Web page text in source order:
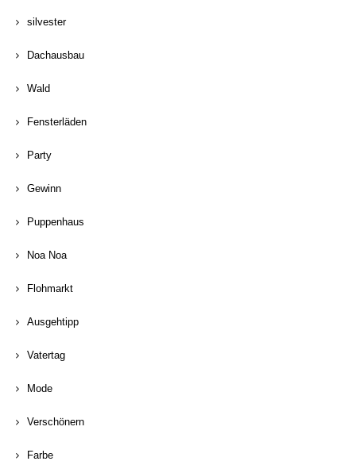
silvester
Dachausbau
Wald
Fensterläden
Party
Gewinn
Puppenhaus
Noa Noa
Flohmarkt
Ausgehtipp
Vatertag
Mode
Verschönern
Farbe